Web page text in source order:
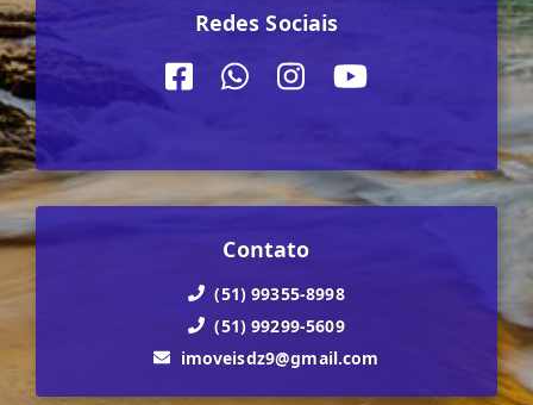
Redes Sociais
Contato
(51) 99355-8998
(51) 99299-5609
imoveisdz9@gmail.com